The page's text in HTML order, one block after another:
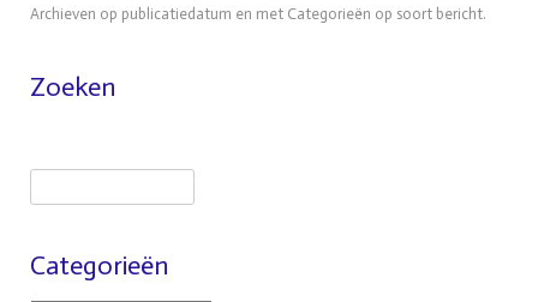
Archieven op publicatiedatum en met Categorieën op soort bericht.
Zoeken
Categorieën